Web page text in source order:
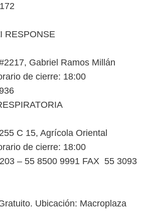
RESPONSE
Gabriel Ramos Millán
de cierre: 18:00
C 15, Agrícola Oriental
de cierre: 18:00
– 55 8500 9991 FAX 55 3093
Ubicación: Macroplaza